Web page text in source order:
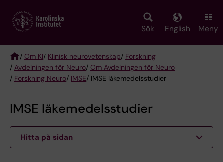
main
Sök English Meny
Breadcrumb
/ Om KI/ Klinisk neurovetenskap/ Forskning
/ Avdelningen för Neuro/ Om Avdelningen för Neuro
/ Forskning Neuro/ IMSE/ IMSE läkemedelsstudier
IMSE läkemedelsstudier
Hitta på sidan